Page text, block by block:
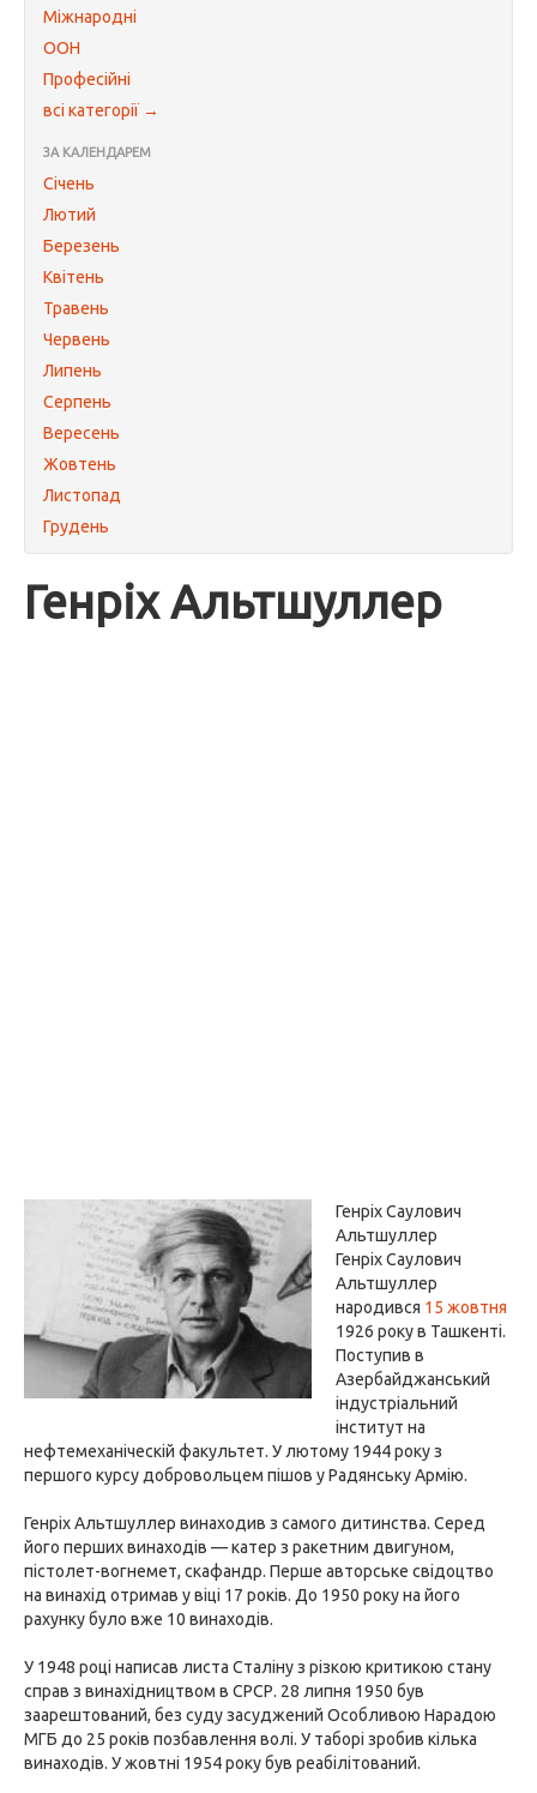
Міжнародні
ООН
Професійні
всі категорії →
ЗА КАЛЕНДАРЕМ
Січень
Лютий
Березень
Квітень
Травень
Червень
Липень
Серпень
Вересень
Жовтень
Листопад
Грудень
Генріх Альтшуллер
Генріх Саулович
Альтшуллер
Генріх Саулович
Альтшуллер
народився 15 жовтня
1926 року в Ташкенті.
Поступив в
Азербайджанський
індустріальний
інститут на
нефтемеханіческій факультет. У лютому 1944 року з
першого курсу добровольцем пішов у Радянську Армію.
Генріх Альтшуллер винаходив з самого дитинства. Серед
його перших винаходів — катер з ракетним двигуном,
пістолет-вогнемет, скафандр. Перше авторське свідоцтво
на винахід отримав у віці 17 років. До 1950 року на його
рахунку було вже 10 винаходів.
У 1948 році написав листа Сталіну з різкою критикою стану
справ з винахідництвом в СРСР. 28 липня 1950 був
заарештований, без суду засуджений Особливою Нарадою
МГБ до 25 років позбавлення волі. У таборі зробив кілька
винаходів. У жовтні 1954 року був реабілітований.